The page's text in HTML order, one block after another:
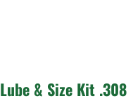
Lube & Size Kit .308